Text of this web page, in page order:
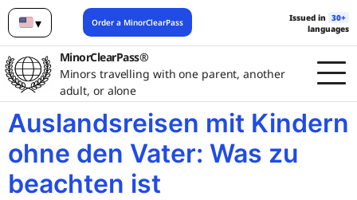
▾
English
Order a MinorClearPass Issued in 30+
languages
MinorClearPass®
Minors travelling with one parent, another
adult, or alone
Auslandsreisen mit Kindern
ohne den Vater: Was zu
beachten ist